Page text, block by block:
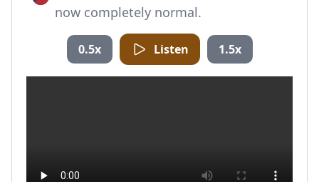
now completely normal.
0.5x Listen 1.5x